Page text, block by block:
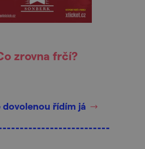
zrovna frčí?
dovolenou řídím já